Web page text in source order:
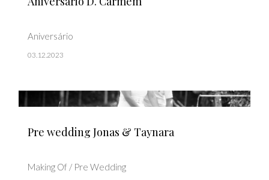
Aniversário
03.12.2023
Pre wedding Jonas & Taynara
Making Of / Pre Wedding